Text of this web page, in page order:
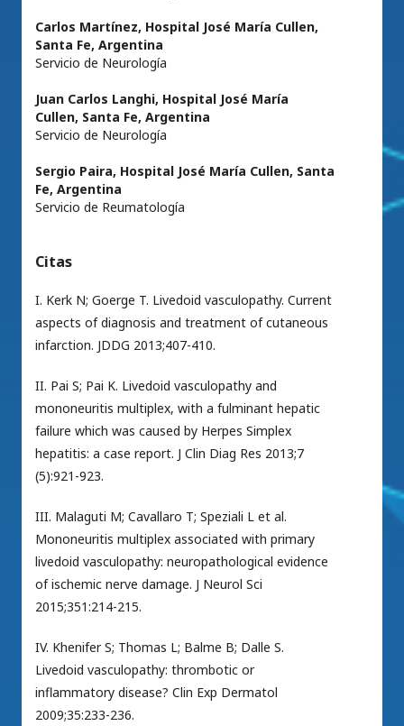
Carlos Martínez, Hospital José María Cullen,
Santa Fe, Argentina
Servicio de Neurología
Juan Carlos Langhi, Hospital José María
Cullen, Santa Fe, Argentina
Servicio de Neurología
Sergio Paira, Hospital José María Cullen, Santa
Fe, Argentina
Servicio de Reumatología
Citas
I. Kerk N; Goerge T. Livedoid vasculopathy. Current
aspects of diagnosis and treatment of cutaneous
infarction. JDDG 2013;407-410.
II. Pai S; Pai K. Livedoid vasculopathy and
mononeuritis multiplex, with a fulminant hepatic
failure which was caused by Herpes Simplex
hepatitis: a case report. J Clin Diag Res 2013;7
(5):921-923.
III. Malaguti M; Cavallaro T; Speziali L et al.
Mononeuritis multiplex associated with primary
livedoid vasculopathy: neuropathological evidence
of ischemic nerve damage. J Neurol Sci
2015;351:214-215.
IV. Khenifer S; Thomas L; Balme B; Dalle S.
Livedoid vasculopathy: thrombotic or
inflammatory disease? Clin Exp Dermatol
2009;35:233-236.